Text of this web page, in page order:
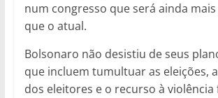
num congresso que será ainda
que o atual.
Bolsonaro não desistiu de seus
que incluem tumultuar as eleições,
dos eleitores e o recurso à violência